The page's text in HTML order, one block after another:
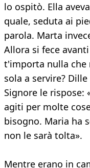
lo ospitò. Ella
quale, seduta ai
parola. Marta
Allora si fece
t'importa nulla che
sola a servire?
Signore le
agiti per molte
bisogno. Maria ha
non le sarà tolta».
Mentre erano in